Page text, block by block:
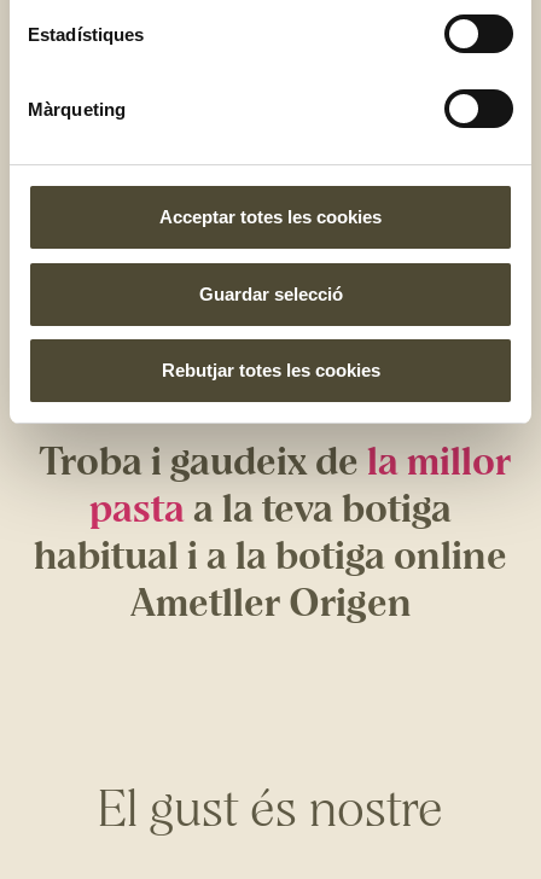
Estadístiques
Màrqueting
Acceptar totes les cookies
Guardar selecció
Rebutjar totes les cookies
És fals que s’enganxi si no afegim oli. El millor és anar
removent-la, de tant en tant, perquè no s’enganxi a
La pasta al dente disminueix l’índex glucèmic:Què
amb un temps de cocció inferior, allibera i absorbeix
la glucosa (una mena de carbohidrat present a la
A Ametller Origen tenim una gran varietat de pasta, que
elaborem tradicionalment i aplicant un assecat lent de
Troba i gaudeix dela millor
pastaa la teva botiga
habitual i a la botiga online
Ametller Origen
El gust és nostre